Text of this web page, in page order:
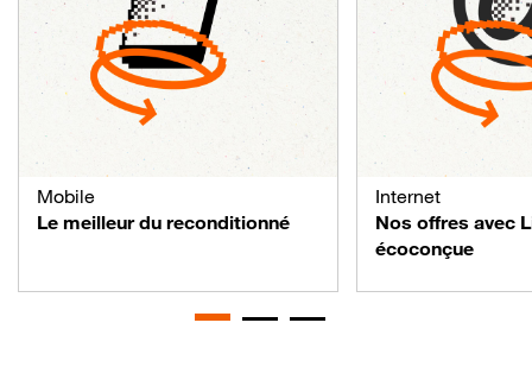
Mobile
Le meilleur du reconditionné
Internet
Nos offres avec
écoconçue